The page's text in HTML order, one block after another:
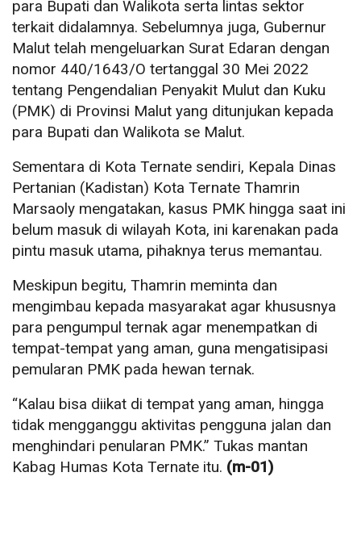
para Bupati dan Walikota serta lintas sektor
terkait didalamnya. Sebelumnya juga, Gubernur
Malut telah mengeluarkan Surat Edaran dengan
nomor 440/1643/O tertanggal 30 Mei 2022
tentang Pengendalian Penyakit Mulut dan Kuku
(PMK) di Provinsi Malut yang ditunjukan kepada
para Bupati dan Walikota se Malut.
Sementara di Kota Ternate sendiri, Kepala Dinas
Pertanian (Kadistan) Kota Ternate Thamrin
Marsaoly mengatakan, kasus PMK hingga saat ini
belum masuk di wilayah Kota, ini karenakan pada
pintu masuk utama, pihaknya terus memantau.
Meskipun begitu, Thamrin meminta dan
mengimbau kepada masyarakat agar khususnya
para pengumpul ternak agar menempatkan di
tempat-tempat yang aman, guna mengatisipasi
pemularan PMK pada hewan ternak.
“Kalau bisa diikat di tempat yang aman, hingga
tidak mengganggu aktivitas pengguna jalan dan
menghindari penularan PMK.” Tukas mantan
Kabag Humas Kota Ternate itu. (m-01)